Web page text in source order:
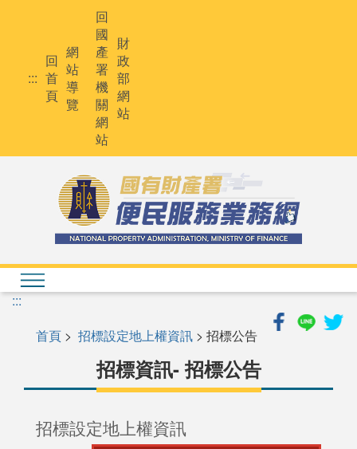
:::
回
首
頁
網
站
導
覽
回
國
產
署
機
關
網
站
財
政
部
網
站
:::
首頁 > 招標設定地上權資訊 > 招標公告
招標資訊- 招標公告
招標設定地上權資訊